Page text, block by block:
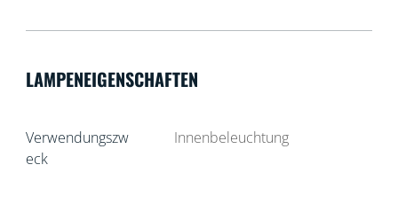
LAMPENEIGENSCHAFTEN
Verwendungszw
eck
Innenbeleuchtung